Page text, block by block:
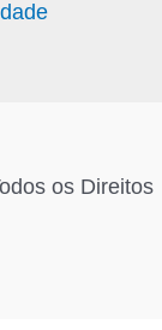
os Direitos